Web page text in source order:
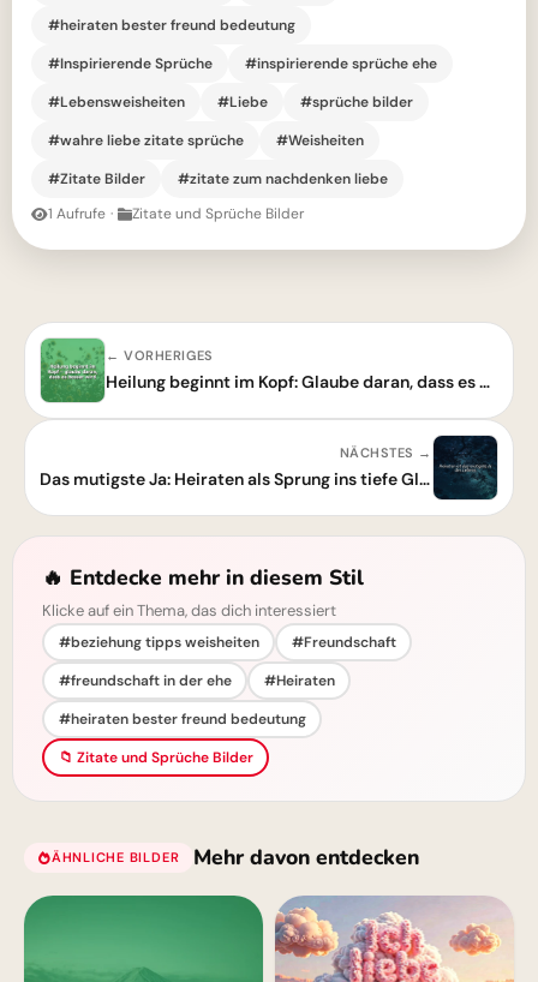
#heiraten bester freund bedeutung
#Inspirierende Sprüche
#inspirierende sprüche ehe
#Lebensweisheiten
#Liebe
#sprüche bilder
#wahre liebe zitate sprüche
#Weisheiten
#Zitate Bilder
#zitate zum nachdenken liebe
1 Aufrufe · Zitate und Sprüche Bilder
← VORHERIGES
Heilung beginnt im Kopf: Glaube daran, dass es besser wird – echt jetzt!
NÄCHSTES →
Das mutigste Ja: Heiraten als Sprung ins tiefe Glück – Zitate Bild
🔥 Entdecke mehr in diesem Stil
Klicke auf ein Thema, das dich interessiert
#beziehung tipps weisheiten
#Freundschaft
#freundschaft in der ehe
#Heiraten
#heiraten bester freund bedeutung
📁 Zitate und Sprüche Bilder
ÄHNLICHE BILDER Mehr davon entdecken